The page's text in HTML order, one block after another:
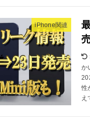
iPhone関連
か
性
え